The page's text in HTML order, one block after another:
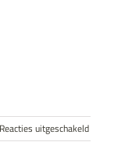
Reacties uitgeschakeldvoor